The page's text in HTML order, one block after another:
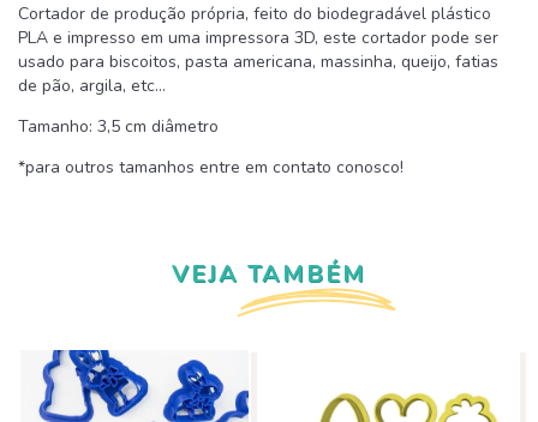
Cortador de produção própria, feito do biodegradável plástico
PLA e impresso em uma impressora 3D, este cortador pode ser
usado para biscoitos, pasta americana, massinha, queijo, fatias
de pão, argila, etc...
Tamanho: 3,5 cm diâmetro
*para outros tamanhos entre em contato conosco!
VEJA TAMBÉM